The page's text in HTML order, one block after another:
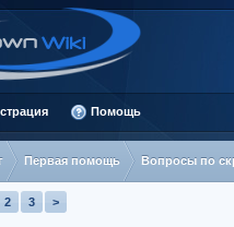
Помощь
Первая помощь Вопросы по
2 3 >